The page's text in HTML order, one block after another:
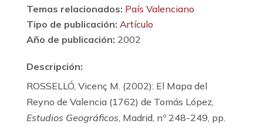
Temas relacionados: País Valenciano
Tipo de publicación: Artículo
Año de publicación: 2002
Descripción:
ROSSELLÓ, Vicenç M. (2002): El Mapa del
Reyno de Valencia (1762) de Tomás López,
Estudios Geográficos, Madrid, nº 248-249, pp.